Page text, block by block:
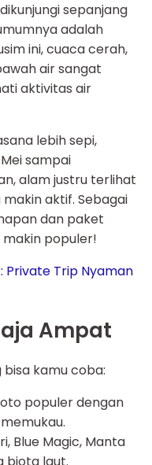
sepanjang
adalah
ini, cuaca cerah,
air sangat
aktivitas air
lebih sepi,
sampai
alam justru terlihat
aktif. Sebagai
dan paket
populer!
Private Trip Nyaman
Ampat
kamu coba:
populer dengan
Blue Magic, Manta